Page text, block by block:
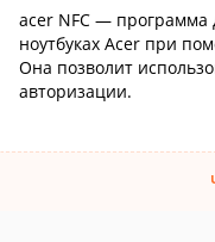
acer NFC — программа
ноутбуках Acer при
Она позволит
авторизации.